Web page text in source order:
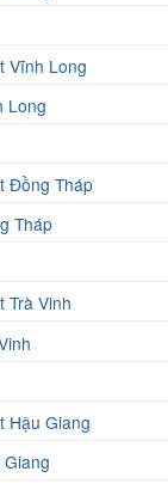
Vĩnh Long
Long
Đồng Tháp
Tháp
Trà Vinh
Hậu Giang